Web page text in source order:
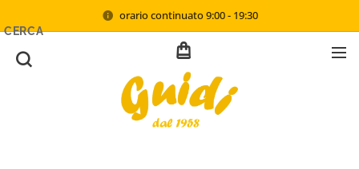
orario continuato 9:00 - 19:30
CERCA